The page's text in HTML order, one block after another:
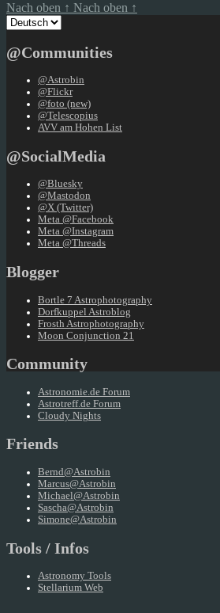
Nach oben ↑ Nach oben ↑
Sprache
auswählen
@Communities
@Astrobin
@Flickr
@foto (new)
@Telescopius
AVV am Hohen List
@SocialMedia
@Bluesky
@Mastodon
@X (Twitter)
Meta @Facebook
Meta @Instagram
Meta @Threads
Blogger
Bortle 7 Astrophotography
Dorfkuppel Astroblog
Frosth Astrophotography
Moon Conjunction 21
Community
Astronomie.de Forum
Astrotreff.de Forum
Cloudy Nights
Friends
Bernd@Astrobin
Marcus@Astrobin
Michael@Astrobin
Sascha@Astrobin
Simone@Astrobin
Tools / Infos
Astronomy Tools
Stellarium Web